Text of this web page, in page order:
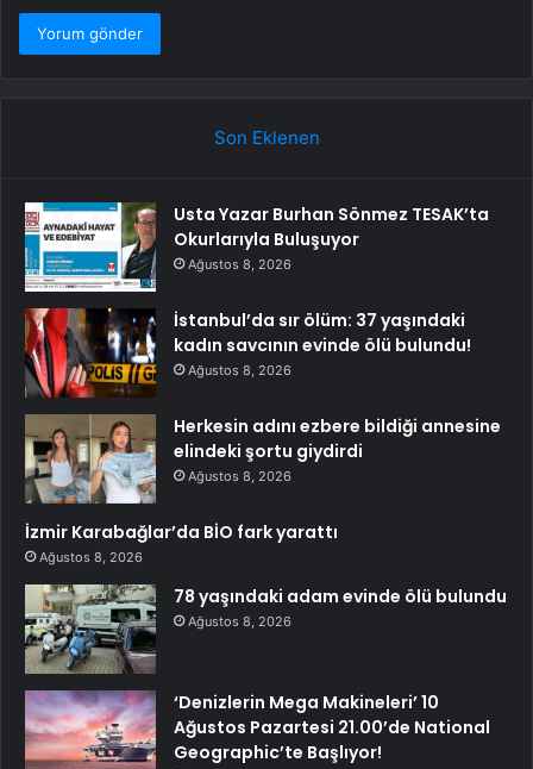
Son Eklenen
Usta Yazar Burhan Sönmez TESAK’ta
Okurlarıyla Buluşuyor
Ağustos 8, 2026
İstanbul’da sır ölüm: 37 yaşındaki
kadın savcının evinde ölü bulundu!
Ağustos 8, 2026
Herkesin adını ezbere bildiği annesine
elindeki şortu giydirdi
Ağustos 8, 2026
İzmir Karabağlar’da BİO fark yarattı
Ağustos 8, 2026
78 yaşındaki adam evinde ölü bulundu
Ağustos 8, 2026
‘Denizlerin Mega Makineleri’ 10
Ağustos Pazartesi 21.00’de National
Geographic’te Başlıyor!